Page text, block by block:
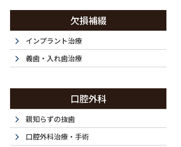
西新宿・西新宿五丁目・都庁前で歯医者は『ラ・トゥール新宿歯科』まで
HOME FIRST DOCTOR
HOME 採用情報
欠損補綴
インプラント治療
義歯・入れ歯治療
口腔外科
親知らずの抜歯
口腔外科治療・手術